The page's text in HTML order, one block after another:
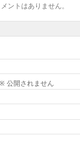
ントはありません。
公開されません